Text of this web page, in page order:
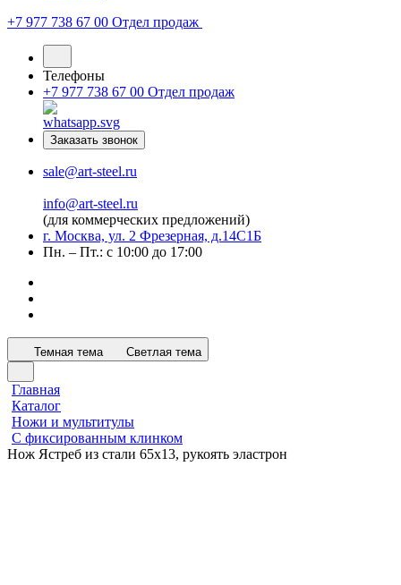
+7 977 738 67 00 Отдел продаж
Телефоны
+7 977 738 67 00 Отдел продаж
Заказать звонок
sale@art-steel.ru
info@art-steel.ru
(для коммерческих предложений)
г. Москва, ул. 2 Фрезерная, д.14С1Б
Пн. – Пт.: с 10:00 до 17:00
Темная тема Светлая тема
Главная
Каталог
Ножи и мультитулы
С фиксированным клинком
Нож Ястреб из стали 65х13, рукоять эластрон